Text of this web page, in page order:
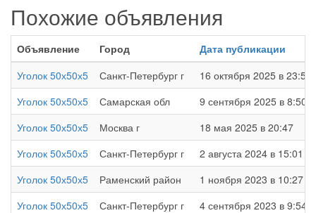
Похожие объявления
Объявление Город
Дата публикации
Уголок 50х50х5
Санкт-Петербург г
16 октября 2025 в 23:57
Уголок 50х50х5
Самарская обл
9 сентября 2025 в 8:50
Уголок 50х50х5
Москва г
18 мая 2025 в 20:47
Уголок 50х50х5
Санкт-Петербург г
2 августа 2024 в 15:01
Уголок 50х50х5
Раменский район
1 ноября 2023 в 10:27
Уголок 50х50х5
Санкт-Петербург г
4 сентября 2023 в 9:54